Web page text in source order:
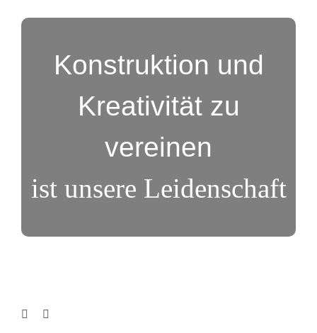
Konstruktion und
Kreativität zu
vereinen
ist unsere Leidenschaft